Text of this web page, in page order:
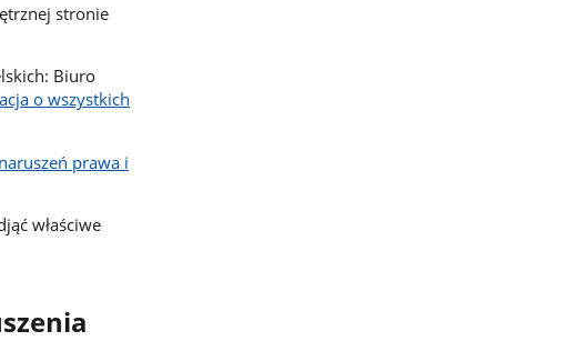
stronie
Biuro
o wszystkich
prawa i
właściwe